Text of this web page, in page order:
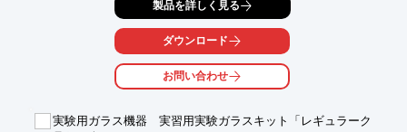
また、乳鉢アダプター（AN-200WG）の取替えにより、
アルミナ乳鉢・磁製乳鉢の使用も可能です。
■上部にカバーリング取付
■試料飛散を防ぐ
■アルミナ乳鉢・磁製乳鉢が仕様可能
製品を詳しく見る
ダウンロード
お問い合わせ
実験用ガラス機器 実習用実験ガラスキット「レギュラーク